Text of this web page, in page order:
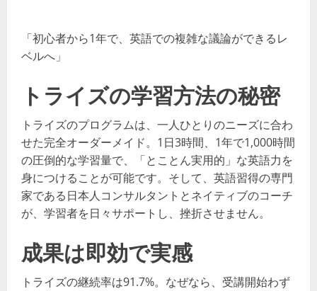
「初心者から1年で、英語での複雑な議論ができるレ
ベルへ」
トライズの学習方法の秘密
トライズのプログラムは、一人ひとりのニーズに合わ
せた完全オーダーメイド。1日3時間、1年で1,000時間
の圧倒的な学習量で、「とことん実用的」な英語力を
身につけることが可能です。そして、英語習得の専門
家である日本人コンサルタントとネイティブのコーチ
が、学習者を日々サポートし、挫折させません。
成果は即効で実感
トライズの継続率は91.7%。なぜなら、受講開始わず